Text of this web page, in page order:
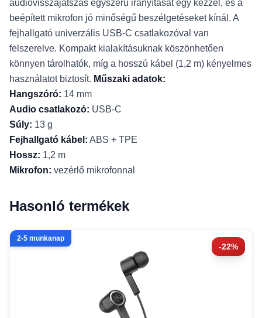
audiovisszajátszás egyszerű irányítását egy kézzel, és a
beépített mikrofon jó minőségű beszélgetéseket kínál. A
fejhallgató univerzális USB-C csatlakozóval van
felszerelve. Kompakt kialakításuknak köszönhetően
könnyen tárolhatók, míg a hosszú kábel (1,2 m) kényelmes
használatot biztosít. Műszaki adatok:
Hangszóró: 14 mm
Audio csatlakozó: USB-C
Súly: 13 g
Fejhallgató kábel: ABS + TPE
Hossz: 1,2 m
Mikrofon: vezérlő mikrofonnal
Hasonló termékek
-22%
2-5 munkanap